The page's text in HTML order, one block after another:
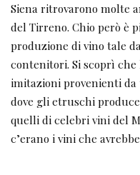
Siena ritrovarono molte
del Tirreno. Chio però è
produzione di vino tale
contenitori. Si scoprì
imitazioni provenienti da
dove gli etruschi
quelli di celebri vini del
c’erano i vini che